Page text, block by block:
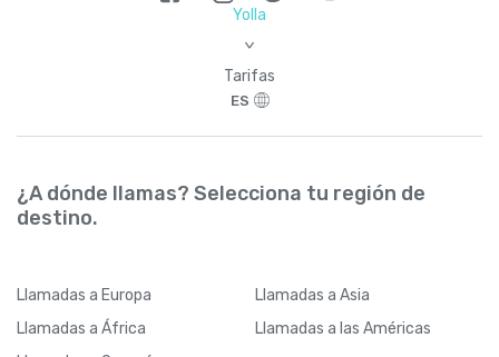
Yolla
>
Tarifas
ES
¿A dónde llamas? Selecciona tu región de
destino.
Llamadas a Europa Llamadas a Asia
Llamadas a África Llamadas a las Américas